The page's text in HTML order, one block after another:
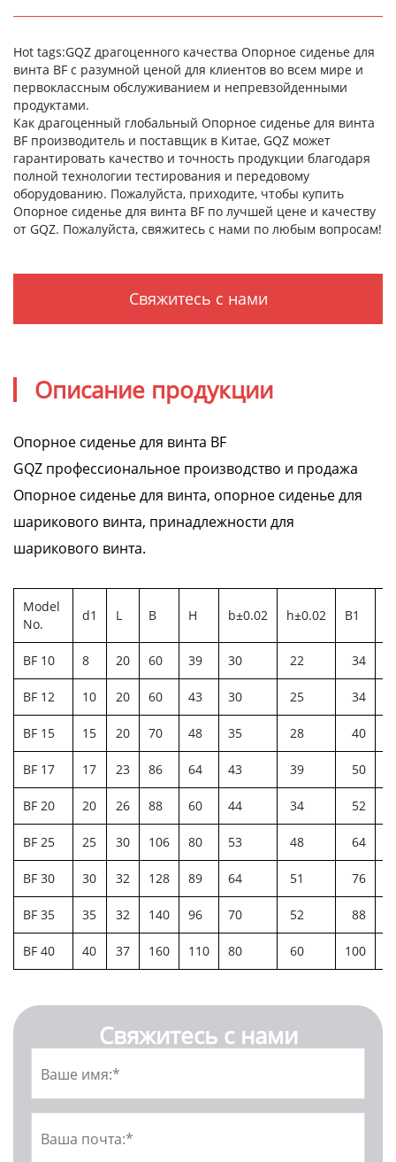
Hot tags:GQZ драгоценного качества Опорное сиденье для
винта BF с разумной ценой для клиентов во всем мире и
первоклассным обслуживанием и непревзойденными
продуктами.
Как драгоценный глобальный Опорное сиденье для винта
BF производитель и поставщик в Китае, GQZ может
гарантировать качество и точность продукции благодаря
полной технологии тестирования и передовому
оборудованию. Пожалуйста, приходите, чтобы купить
Опорное сиденье для винта BF по лучшей цене и качеству
от GQZ. Пожалуйста, свяжитесь с нами по любым вопросам!
Свяжитесь с нами
Описание продукции
Опорное сиденье для винта BF
GQZ профессиональное производство и продажа
Опорное сиденье для винта, опорное сиденье для
шарикового винта, принадлежности для
шарикового винта.
Model
No.
d1 L B H b±0.02 h±0.02 B1
BF 10 8 20 60 39 30 22 34
BF 12 10 20 60 43 30 25 34
BF 15 15 20 70 48 35 28 40
BF 17 17 23 86 64 43 39 50
BF 20 20 26 88 60 44 34 52
BF 25 25 30 106 80 53 48 64
BF 30 30 32 128 89 64 51 76
BF 35 35 32 140 96 70 52 88
BF 40 40 37 160 110 80 60 100
Свяжитесь с нами